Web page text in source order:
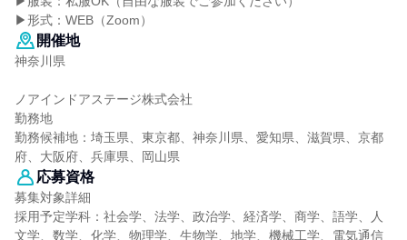
▶形式：WEB（Zoom）
開催地
神奈川県
ノアインドアステージ株式会社
勤務地
勤務候補地：埼玉県、東京都、神奈川県、愛知県、滋賀県、京都
府、大阪府、兵庫県、岡山県
応募資格
募集対象詳細
採用予定学科：社会学、法学、政治学、経済学、商学、語学、人
文学、数学、化学、物理学、生物学、地学、機械工学、電気通信